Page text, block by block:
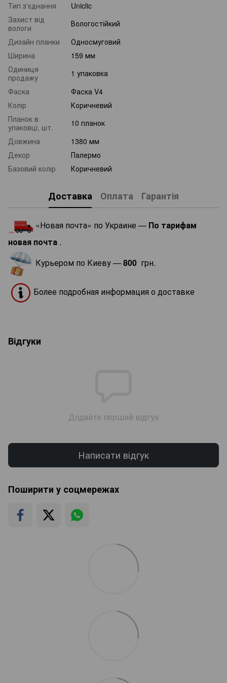
Тип з'єднання
Uniclic
Захист від
вологи
Вологостійкий
Дизайн планки
Односмуговий
Ширина
159 мм
Одиниця
продажу
1 упаковка
Фаска
Фаска V4
Колір
Коричневий
Планок в
упаковці, шт.
10 планок
Довжина
1380 мм
Декор
Палермо
Базовий колір
Коричневий
Доставка Оплата Гарантія
«Новая почта» по Украине — По тарифам
новая почта .
Курьером по Киеву —800 грн.
Более подробная информация о доставке
Відгуки
Додайте перший відгук
Написати відгук
Поширити у соцмережах